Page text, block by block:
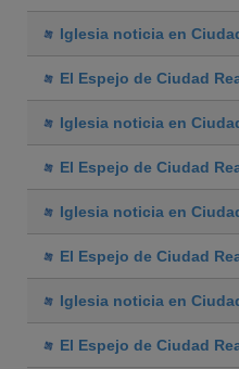
Iglesia noticia en
El Espejo de Ciudad
Iglesia noticia en
El Espejo de Ciudad
Iglesia noticia en
El Espejo de Ciudad
Iglesia noticia en
El Espejo de Ciudad